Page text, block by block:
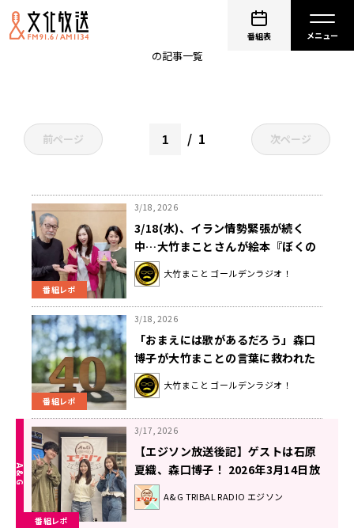
番組表
の記事一覧
前ページ 1 次ページ
番組レポ
3/18, 2026
3/18(水)、イラン情勢緊張が続く
中…大竹まことさんが絵本『ぼくの
こえがきこえますか』を紹介
大竹まこと ゴールデンラジオ！
番組レポ
3/18, 2026
「おまえには歌があるだろう」森口
博子が大竹まことの言葉に救われた
過去
大竹まこと ゴールデンラジオ！
番組レポ
3/17, 2026
【エジソン放送後記】ゲストは石原
夏織、森口博子！ 2026年3月14日放
送回
A&G TRIBAL RADIO エジソン